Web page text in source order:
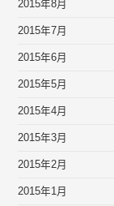
2015年8月
2015年7月
2015年6月
2015年5月
2015年4月
2015年3月
2015年2月
2015年1月